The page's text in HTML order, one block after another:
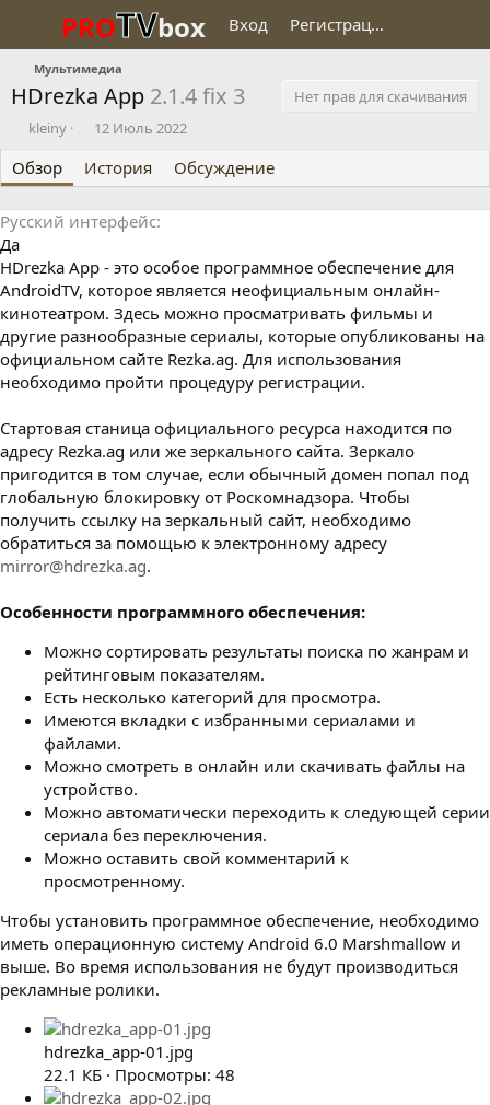
PROTVbox Вход Регистрация
Мультимедиа
HDrezka App 2.1.4 fix 3
Нет прав для скачивания
О
у
б
л
и
о
в
л
kleiny
Д
т
а
с
о
д
а
и
я
12 Июль 2022
Обзор История Обсуждение
Русский интерфейс
Да
HDrezka App - это особое программное обеспечение для
AndroidTV, которое является неофициальным онлайн-
кинотеатром. Здесь можно просматривать фильмы и
другие разнообразные сериалы, которые опубликованы на
официальном сайте Rezka.ag. Для использования
необходимо пройти процедуру регистрации.
Стартовая станица официального ресурса находится по
адресу Rezka.ag или же зеркального сайта. Зеркало
пригодится в том случае, если обычный домен попал под
глобальную блокировку от Роскомнадзора. Чтобы
получить ссылку на зеркальный сайт, необходимо
обратиться за помощью к электронному адресу
mirror@hdrezka.ag.
Особенности программного обеспечения:
Можно сортировать результаты поиска по жанрам и
рейтинговым показателям.
Есть несколько категорий для просмотра.
Имеются вкладки с избранными сериалами и
файлами.
Можно смотреть в онлайн или скачивать файлы на
устройство.
Можно автоматически переходить к следующей серии
сериала без переключения.
Можно оставить свой комментарий к
просмотренному.
Чтобы установить программное обеспечение, необходимо
иметь операционную систему Android 6.0 Marshmallow и
выше. Во время использования не будут производиться
рекламные ролики.
hdrezka_app-01.jpg
22.1 КБ · Просмотры: 48